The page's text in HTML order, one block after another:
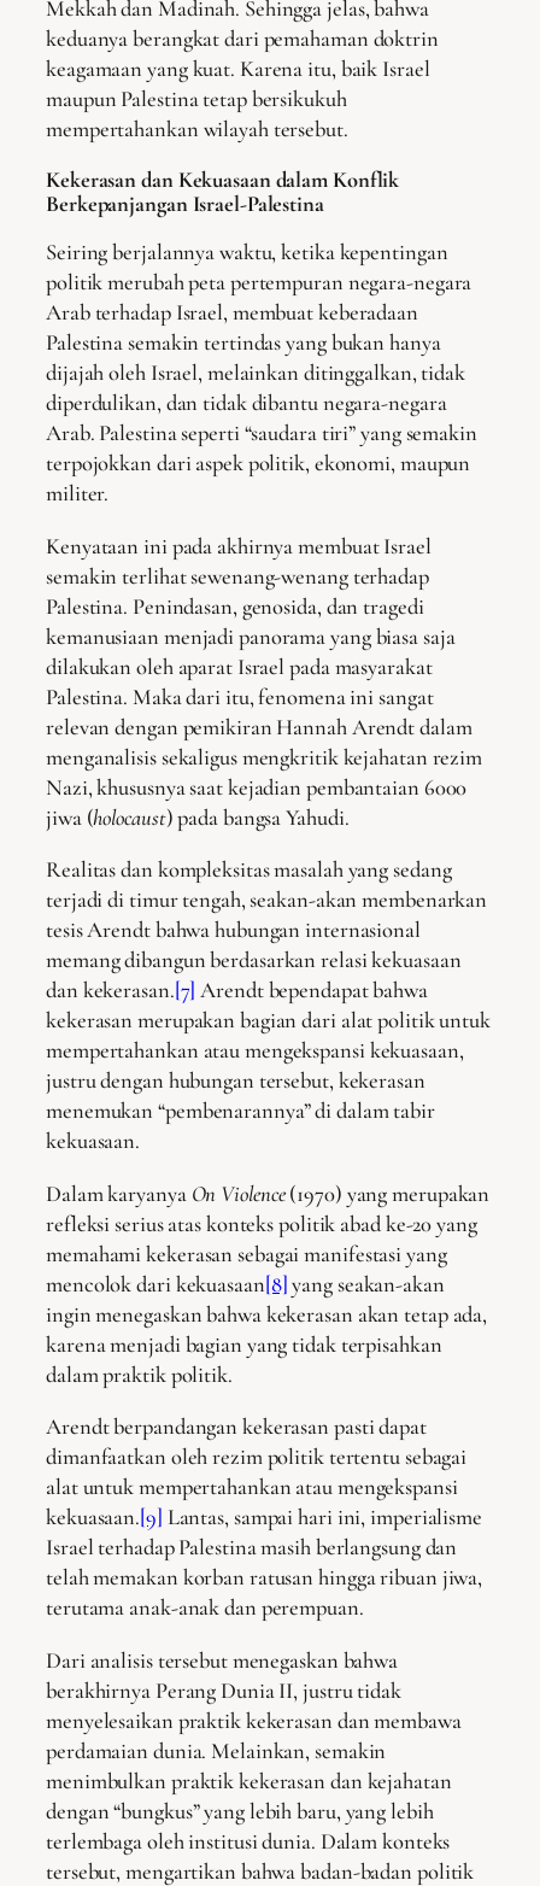
Mekkah dan Madinah. Sehingga jelas, bahwa
keduanya berangkat dari pemahaman doktrin
keagamaan yang kuat. Karena itu, baik Israel
maupun Palestina tetap bersikukuh
mempertahankan wilayah tersebut.
Kekerasan dan Kekuasaan dalam Konflik
Berkepanjangan Israel-Palestina
Seiring berjalannya waktu, ketika kepentingan
politik merubah peta pertempuran negara-negara
Arab terhadap Israel, membuat keberadaan
Palestina semakin tertindas yang bukan hanya
dijajah oleh Israel, melainkan ditinggalkan, tidak
diperdulikan, dan tidak dibantu negara-negara
Arab. Palestina seperti “saudara tiri” yang semakin
terpojokkan dari aspek politik, ekonomi, maupun
militer.
Kenyataan ini pada akhirnya membuat Israel
semakin terlihat sewenang-wenang terhadap
Palestina. Penindasan, genosida, dan tragedi
kemanusiaan menjadi panorama yang biasa saja
dilakukan oleh aparat Israel pada masyarakat
Palestina. Maka dari itu, fenomena ini sangat
relevan dengan pemikiran Hannah Arendt dalam
menganalisis sekaligus mengkritik kejahatan rezim
Nazi, khususnya saat kejadian pembantaian 6000
jiwa (holocaust) pada bangsa Yahudi.
Realitas dan kompleksitas masalah yang sedang
terjadi di timur tengah, seakan-akan membenarkan
tesis Arendt bahwa hubungan internasional
memang dibangun berdasarkan relasi kekuasaan
dan kekerasan.[7] Arendt bependapat bahwa
kekerasan merupakan bagian dari alat politik untuk
mempertahankan atau mengekspansi kekuasaan,
justru dengan hubungan tersebut, kekerasan
menemukan “pembenarannya” di dalam tabir
kekuasaan.
Dalam karyanya On Violence(1970) yang merupakan
refleksi serius atas konteks politik abad ke-20 yang
memahami kekerasan sebagai manifestasi yang
mencolok dari kekuasaan[8]yang seakan-akan
ingin menegaskan bahwa kekerasan akan tetap ada,
karena menjadi bagian yang tidak terpisahkan
dalam praktik politik.
Arendt berpandangan kekerasan pasti dapat
dimanfaatkan oleh rezim politik tertentu sebagai
alat untuk mempertahankan atau mengekspansi
kekuasaan.[9] Lantas, sampai hari ini, imperialisme
Israel terhadap Palestina masih berlangsung dan
telah memakan korban ratusan hingga ribuan jiwa,
terutama anak-anak dan perempuan.
Dari analisis tersebut menegaskan bahwa
berakhirnya Perang Dunia II, justru tidak
menyelesaikan praktik kekerasan dan membawa
perdamaian dunia. Melainkan, semakin
menimbulkan praktik kekerasan dan kejahatan
dengan “bungkus” yang lebih baru, yang lebih
terlembaga oleh institusi dunia. Dalam konteks
tersebut, mengartikan bahwa badan-badan politik